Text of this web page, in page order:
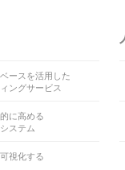
ースを活用した
ングサービス
に高める
ステム
視化する